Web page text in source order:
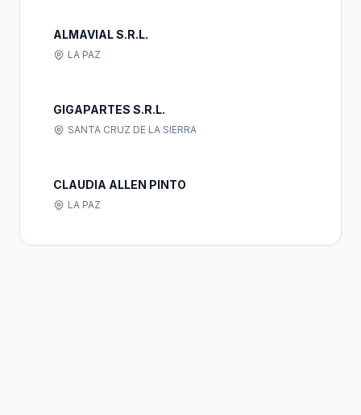
ALMAVIAL S.R.L.
LA PAZ
GIGAPARTES S.R.L.
SANTA CRUZ DE LA SIERRA
CLAUDIA ALLEN PINTO
LA PAZ